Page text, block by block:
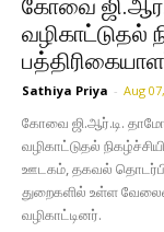
கோவை
வழிகாட்டுதல்
Sathiya Priya - Aug
கோவை ஜி.ஆர்.டி.
வழிகாட்டுதல்
ஊடகம், தகவல்
துறைகளில் உள்ள
வழிகாட்டினர்.